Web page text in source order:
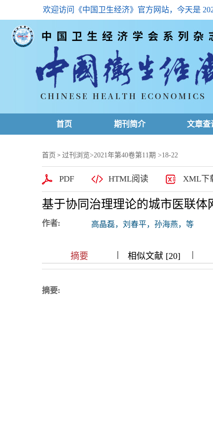
欢迎访问《中国卫生经济》官方网站，今天是
首页 期刊简介 文章查
高级
下载
浏览排
首页 > 过刊浏览>2021年第40卷第11期 >18-22
PDF HTML阅读 XML下
基于协同治理理论的城市医联体
作者: 高晶磊，刘春平，孙海燕，等
摘要 |||| 相似文献 [20] |||
摘要: